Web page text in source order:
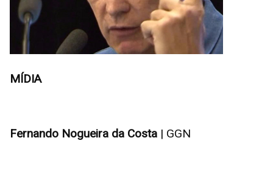
MÍDIA
Fernando Nogueira da Costa | GGN